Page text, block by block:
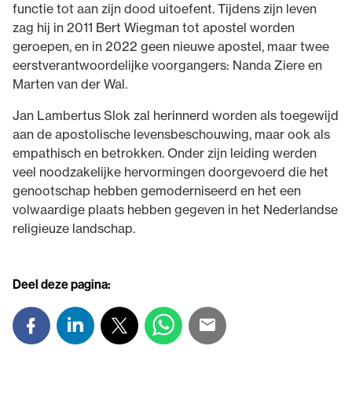
functie tot aan zijn dood uitoefent. Tijdens zijn leven
zag hij in 2011 Bert Wiegman tot apostel worden
geroepen, en in 2022 geen nieuwe apostel, maar twee
eerstverantwoordelijke voorgangers: Nanda Ziere en
Marten van der Wal.
Jan Lambertus Slok zal herinnerd worden als toegewijd
aan de apostolische levensbeschouwing, maar ook als
empathisch en betrokken. Onder zijn leiding werden
veel noodzakelijke hervormingen doorgevoerd die het
genootschap hebben gemoderniseerd en het een
volwaardige plaats hebben gegeven in het Nederlandse
religieuze landschap.
Deel deze pagina: